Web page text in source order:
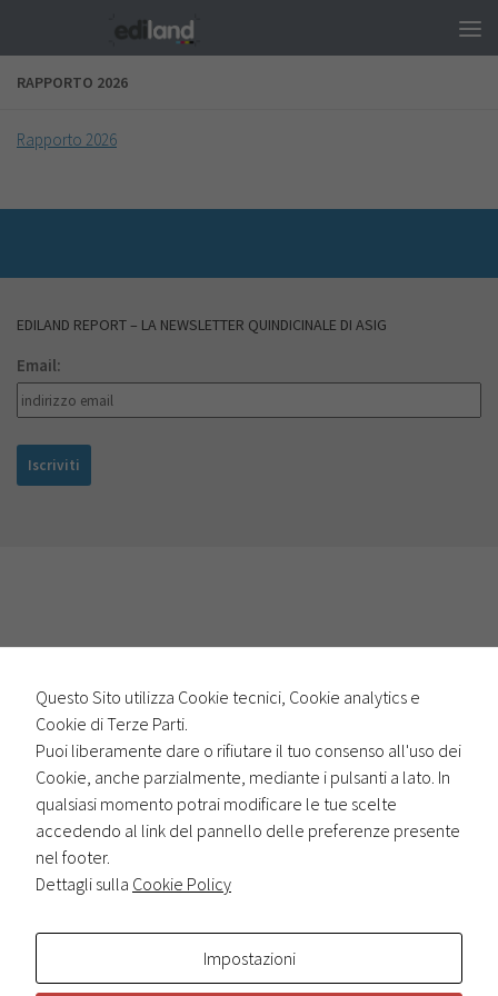
Salta al contenuto
RAPPORTO 2026
Rapporto 2026
EDILAND REPORT – LA NEWSLETTER QUINDICINALE DI ASIG
Email:
Privacy e Cookie Policy-Impostazione Cookie
Questo Sito utilizza Cookie tecnici, Cookie analytics e
Cookie di Terze Parti.
Puoi liberamente dare o rifiutare il tuo consenso all'uso dei
Cookie, anche parzialmente, mediante i pulsanti a lato. In
qualsiasi momento potrai modificare le tue scelte
accedendo al link del pannello delle preferenze presente
nel footer.
Dettagli sulla Cookie Policy
Impostazioni